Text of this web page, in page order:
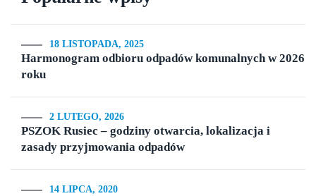
18 LISTOPADA, 2025
Harmonogram odbioru odpadów komunalnych w 2026
roku
2 LUTEGO, 2026
PSZOK Rusiec – godziny otwarcia, lokalizacja i
zasady przyjmowania odpadów
14 LIPCA, 2020